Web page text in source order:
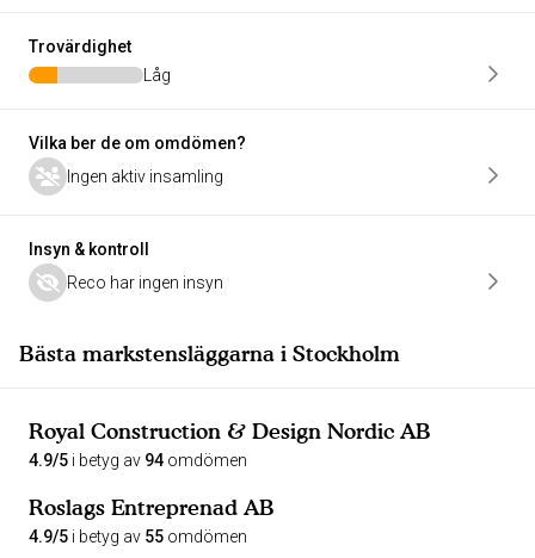
Trovärdighet
Låg
Vilka ber de om omdömen?
Ingen aktiv insamling
Insyn & kontroll
Reco har ingen insyn
Bästa markstensläggarna i Stockholm
Royal Construction & Design Nordic AB
4.9/5 i betyg av 94 omdömen
Roslags Entreprenad AB
4.9/5 i betyg av 55 omdömen